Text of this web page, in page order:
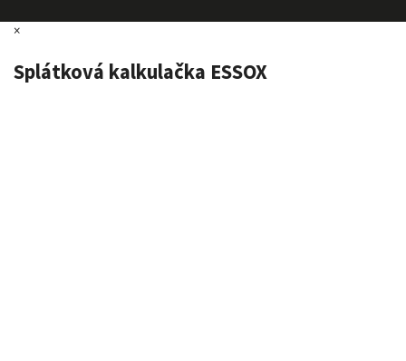
×
Splátková kalkulačka ESSOX